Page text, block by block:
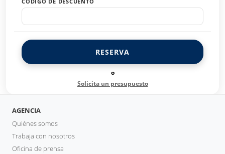
RESERVA
o
Solicita un presupuesto
AGENCIA
Quiénes somos
Trabaja con nosotros
Oficina de prensa